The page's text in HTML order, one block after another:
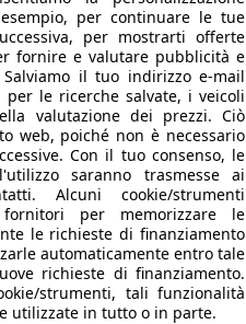
per continuare le tue
per mostrarti offerte
fornire e valutare pubblicità e
il tuo indirizzo e-mail
per le ricerche salvate, i veicoli
valutazione dei prezzi. Ciò
web, poiché non è necessario
Con il tuo consenso, le
saranno trasmesse ai
Alcuni cookie/strumenti
per memorizzare le
le richieste di finanziamento
automaticamente entro tale
richieste di finanziamento.
strumenti, tali funzionalità
utilizzate in tutto o in parte.